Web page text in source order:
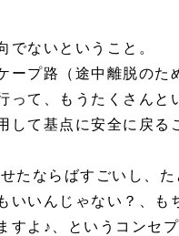
でないということ。
ープ路（途中離脱のた
って、もうたくさんと
して基点に安全に戻る
たならばすごいし、
いいんじゃない？、も
すよ♪、というコンセプ